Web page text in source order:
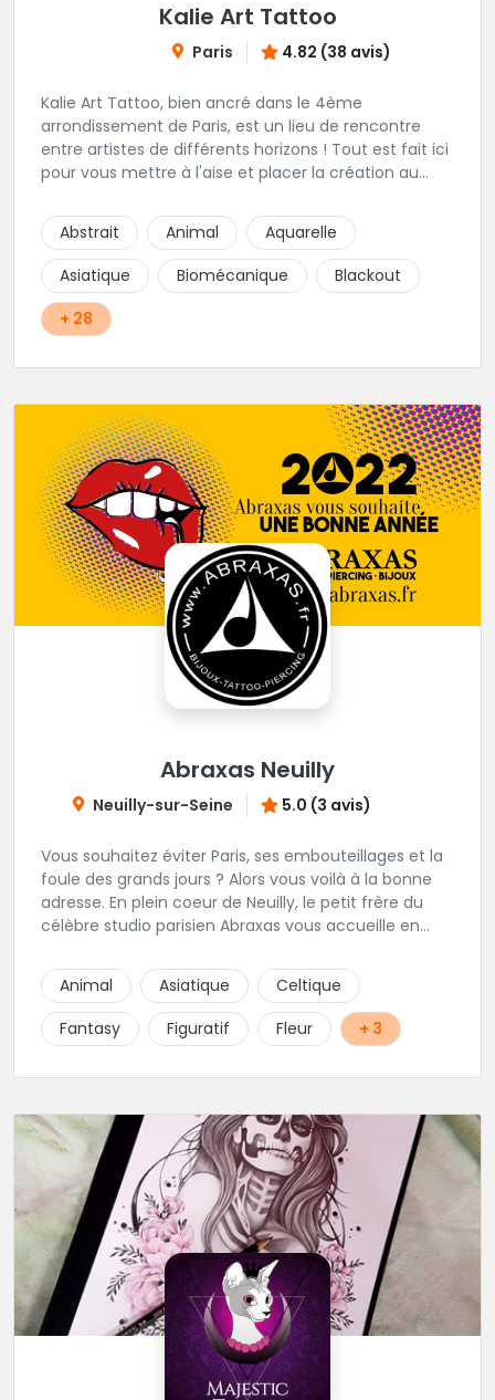
Kalie Art Tattoo
Paris 4.82 (38 avis)
Kalie Art Tattoo, bien ancré dans le 4ème
arrondissement de Paris, est un lieu de rencontre
entre artistes de différents horizons ! Tout est fait ici
pour vous mettre à l'aise et placer la création au
Abstrait
Animal
Aquarelle
Asiatique
Biomécanique
Blackout
+ 28
Abraxas Neuilly
Neuilly-sur-Seine 5.0 (3 avis)
Vous souhaitez éviter Paris, ses embouteillages et la
foule des grands jours ? Alors vous voilà à la bonne
adresse. En plein coeur de Neuilly, le petit frère du
célèbre studio parisien Abraxas vous accueille en
triés sur le volet pour vous offrir un large choix de
styles avec une qualité et une créativité
irréprochables.
Animal Asiatique
Celtique
Fantasy
Figuratif Fleur + 3